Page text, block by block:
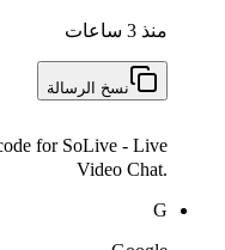
منذ 3 ساعات
نسخ الرسالة
for SoLive - Live
Video Chat.
G